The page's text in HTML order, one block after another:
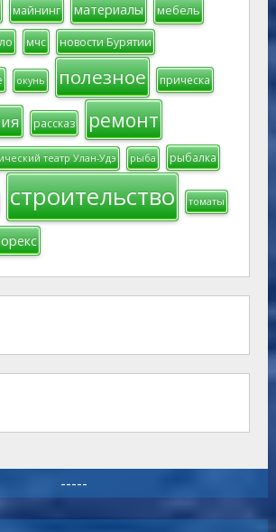
майнинг материалы мебель
мчс новости Бурятии
окунь полезное прическа
рассказ ремонт
театр Улан-Удэ рыба рыбалка
строительство томаты
-----